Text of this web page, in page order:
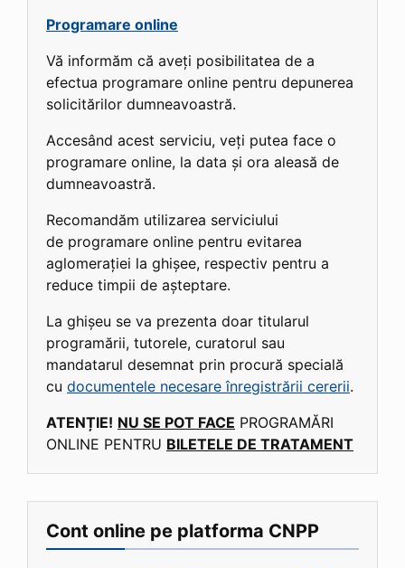
Programare online
Vă informăm că aveți posibilitatea de a
efectua programare online pentru depunerea
solicitărilor dumneavoastră.
Accesând acest serviciu, veți putea face o
programare online, la data și ora aleasă de
dumneavoastră.
Recomandăm utilizarea serviciului
de programare online pentru evitarea
aglomerației la ghișee, respectiv pentru a
reduce timpii de așteptare.
La ghișeu se va prezenta doar titularul
programării, tutorele, curatorul sau
mandatarul desemnat prin procură specială
cu documentele necesare înregistrării cererii.
ATENȚIE! NU SE POT FACE PROGRAMĂRI
ONLINE PENTRU BILETELE DE TRATAMENT
Cont online pe platforma CNPP